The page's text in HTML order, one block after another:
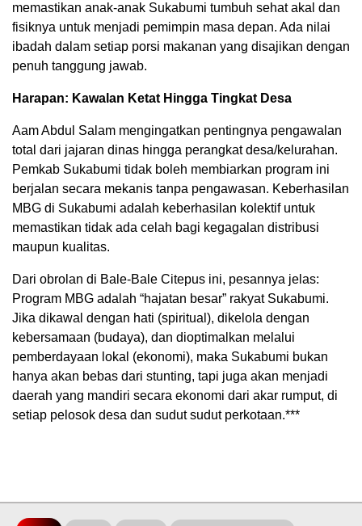
memastikan anak-anak Sukabumi tumbuh sehat akal dan
fisiknya untuk menjadi pemimpin masa depan. Ada nilai
ibadah dalam setiap porsi makanan yang disajikan dengan
penuh tanggung jawab.
Harapan: Kawalan Ketat Hingga Tingkat Desa
Aam Abdul Salam mengingatkan pentingnya pengawalan
total dari jajaran dinas hingga perangkat desa/kelurahan.
Pemkab Sukabumi tidak boleh membiarkan program ini
berjalan secara mekanis tanpa pengawasan. Keberhasilan
MBG di Sukabumi adalah keberhasilan kolektif untuk
memastikan tidak ada celah bagi kegagalan distribusi
maupun kualitas.
Dari obrolan di Bale-Bale Citepus ini, pesannya jelas:
Program MBG adalah “hajatan besar” rakyat Sukabumi.
Jika dikawal dengan hati (spiritual), dikelola dengan
kebersamaan (budaya), dan dioptimalkan melalui
pemberdayaan lokal (ekonomi), maka Sukabumi bukan
hanya akan bebas dari stunting, tapi juga akan menjadi
daerah yang mandiri secara ekonomi dari akar rumput, di
setiap pelosok desa dan sudut sudut perkotaan.***